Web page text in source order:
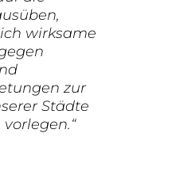
wirksame
zur
Städte